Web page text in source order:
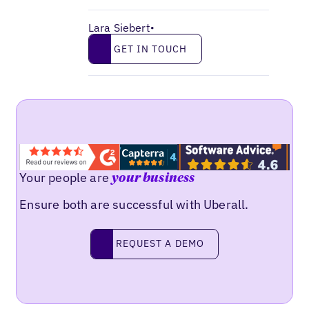
Lara Siebert•
Get in touch
GET IN TOUCH
Your people areyour business
Ensure both are successful with Uberall.
Request a demo
REQUEST A DEMO